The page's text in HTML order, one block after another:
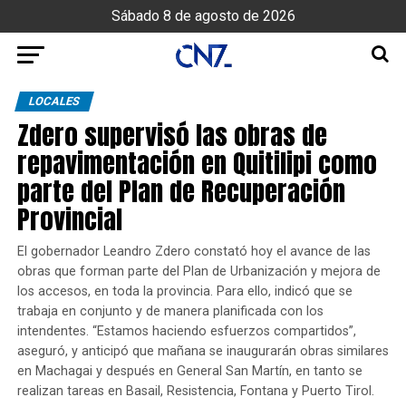
Sábado 8 de agosto de 2026
LOCALES
Zdero supervisó las obras de
repavimentación en Quitilipi como
parte del Plan de Recuperación
Provincial
El gobernador Leandro Zdero constató hoy el avance de las
obras que forman parte del Plan de Urbanización y mejora de
los accesos, en toda la provincia. Para ello, indicó que se
trabaja en conjunto y de manera planificada con los
intendentes. “Estamos haciendo esfuerzos compartidos”,
aseguró, y anticipó que mañana se inaugurarán obras similares
en Machagai y después en General San Martín, en tanto se
realizan tareas en Basail, Resistencia, Fontana y Puerto Tirol.